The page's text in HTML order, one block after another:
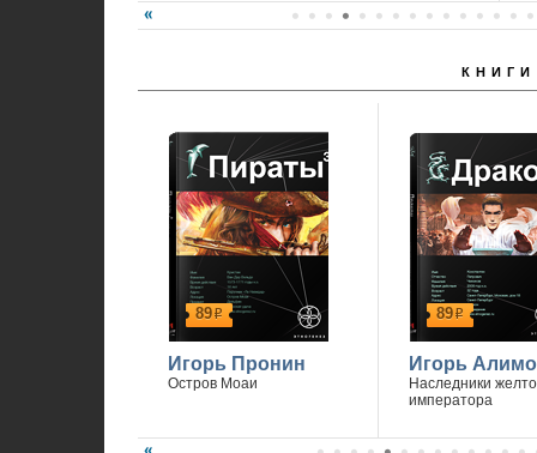
КНИГИ
89р
Игорь Пронин
Остров Моаи
89р
Игорь
Наследники
императора